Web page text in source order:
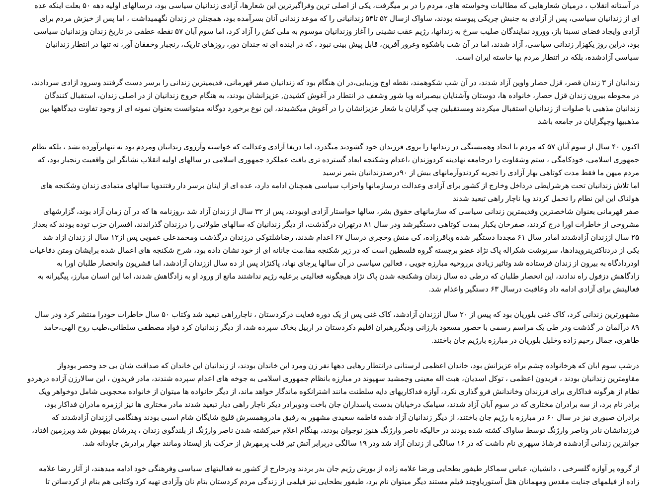
در آستانه انقلاب ، درمیان شعارهایی که مطالبات وخواسته های، مردم را در بر میگرفت، یکی از اصلی ترین وفراگیرترین این شعارها، آزادی زندانیان سیاسی بود، درسالهای اولیه دهه ۵۰ بعلت اینکه عده
ای از زندانیان سیاسی، پس از آزادی به جنبش چریکی پیوسته بودند، ساواک ازسال ۵۲ تا۵۴ زندانیانی را که موعد زندانی آنان بسرآمده بود، همچنلن در زندان نگهمیداشت ، اما پس از خیزش مردم برای
آزادی وایجاد فضای نسبتا باز، وورود نمایندگان صلیب سرخ به زندانها، رژیم عقب نشینی را آغاز وزندانیان موسوم به ملی کش را آزاد کرد، اما سوم آبان ۵۷ نقطه عطفی در تاریخ زندان وزندانیان سیاسی
بود، دراین روز یکهزار زندانی سیاسی، آزاد شدند، اما در آن شب باشکوه وغرور آفرین، قابل پیش بینی نبود ، که در اینده ای نه چندان دور، روزهای تاریک، رنجبار وخفقان آور، نه تنها در انتطار زندانیان
سیاسی آزادشده، بلکه در اتنطار مردم بپا خاسته ایران است.
زندانیان از ۳ زندان قصر، قزل حصار واوین آزاد شدند، در آن شب شکوهمند، نقطه اوج وزیبایی،در ان هنگام بود که زندانیان صفر قهرمانی، قدیمیترین زندانی را برسر دست گرفتند وسرود ازادی سردادند،
در محوطه بیرون زندان قزل حصار، خانواده ها، دوستان وآشنایان بیصبرانه وبا شور وشعف در انتطار در آغوش کشیدن, عزیزانشان بودند، به هنگام خروج زندانیان از در اصلی زندان، استقبال کنندگان
زندانیان مذهبی با صلوات از زندانیان استقبال میکردند ومستقبلین چپ گرایان با شعار عزیزانشان را در آغوش میکشیدند، این نوع برخورد دوگانه میتوانست بعنوان نمونه ای از وجود تفاوت دیدگاهها بین
مذهبیها وچپگرایان در جامعه باشد
اکنون ۴۰ سال از سوم آبان ۵۷ که مردم با اتحاد وهمبستگی در زندانها را بروی فرزندان خود گشودند میگذرد، اما دریغا آزادی وعدالت که خواسته وآرزوی زندانیان ومردم بود نه تنهابرآورده نشد ، بلکه نطام
جمهوری اسلامی، خودکامگی ، ستم وشقاوت را درجامعه نهادینه کردوزندان ،اعدام وشکنجه ابعاد گسترده تری یافت عملکرد جمهوری اسلامی در سالهای اولیه انقلاب نشانگر این واقعیت رنجبار بود، که
مردم میهن ما فقط مدت کوتاهی بهار آزادی را تجربه کردندوآرمانهای بیش از ۹۰درصدزندانیان بثمر نرسید
اما تلاش زندانیان تحت هرشرایطی درداخل وخارج از کشور برای آزادی وعدالت درسازمانها واحزاب سیاسی همچنان ادامه دارد، عده ای از اینان برسر دار رفتندویا سالهای متمادی زندان وشکنجه های
هولناک این این نطام را تحمل کردند ویا ناچار راهی تبعید شدند
صفر قهرمانی بعنوان شاخصترین وقدیمترین زندانی سیاسی که سازمانهای حقوق بشر، سالها خواستار آزادی اوبودند، پس از ۳۲ سال از زندان آزاد شد ،روزنامه ها که در آن زمان آزاد بوند، گزارشهای
مشروحی از خاطرات اورا درج کردند، صفرخان یکبار بمدت کوتاهی دستگیرشد ودر سال ۸۱ درتهران درگذشت، از دیگر زندانیان که سالهای طولانی را درزندان گذراندند، افسران حزب توده بودند که بعداز
۲۵ سال اززندان آزادشدند امادر سال ۶۱ مجددا دستگیر شده وباقرزاده، کی منش وحجری درسال ۶۷ اعدام شدند، رضاشلتوکی درزندان درگذشت ومحمدعلی عمویی پس از۱۲ سال از زندان ازاد شد
یکی از دردناکترینرویدادها، سرنوشت شکراله پاک نژاد عضو برجسته گروه فلسطین است که در زیر شکنجه مقا.مت جانانه ای از خود نشان داده بود، شرح شکنجه های اعمال شده برایشان ومتن دفاعیات
اودردادگاه به بیرون از زندان فرستاده شد وتاثیر زیادی برروحیه مبارزه جویی ، فعالین سیاسی در آن سالها یرجای نهاد، پاکنژاد پس از ده سال اززندان آزادشد، اما قشریون وانحصار طلبان اورا به
زادگاهش دزفول راه ندادند، این انحصار طلبان که درطی ده سال زندان وشکنجه شدن پاک نژاد هیچگونه فعالیتی برعلیه رژیم نداشتند مانع از ورود او به زادگاهش شدند، اما این انسان مبارز، پیگیرانه به
فعالیتش برای آزادی ادامه داد وعاقبت درسال ۶۳ دستگیر واعذام شد.
مشهورترین زندانی کرد، کاک غنی بلوریان بود که پیس از ۲۰ سال اززندان آزادشد، کاک غنی پس از یک دوره فعایت درکردستان ، ناچارراهی تبعید شد وکتاب ۵۰ سال خاطرات خودرا منتشر کرد ودر سال
۸۹ درآلمان در گذشت ودر طی یک مراسم رسمی با حصور مسعود بارزانی ودیگررهبران اقلیم دکردستان در اربیل بخاک سپرده شد، از دیگر زندانیان کرد فواد مصطفی سلطانی،طیب روح الهی،حامد
طاهری، جمال رحیم زاده وخلیل بلوریان در مبارزه بارژیم جان باختند.
درشب سوم ابان که هرخانواده چشم براه عزیزانش بود، خاندان اعظمی لرستانی درانتطار رهایی دهها نفر زن ومرد این خاندان بودند، از زندانیان این خاندان که صداقت شان بی حد وحصر بودواز
مقاومترین زندانیان بودند ، فریدون اعظمی ، توکل اسدیان، هبت اله معینی وجمشید سهپوند در مبارزه بانظام جمهوری اسلامی به جوخه های اعدام سپرده شندند، مادر فریدون ، این سالارزن آزاده درهردو
نظام از هرگونه فداکاری برای فرزندان وخاندانش فرو گذاری نکرد، آوازه فداکاریهای دایه سلطنت مانند اشترانکوه ماندگار خواهد ماند، از دیگر خانواده ها میتوان از خانواده محجوبی شامل دوخواهر ویک
برادر نام برد، از سه برادران مختاری که در سوم آبان آزاد شدند، سیامک درخیابان بدست پاسداران جان باخت ودوبرادر دیکر ناچار راهی دیار تبعید شدند مادر مختاری ها نیز اززمره مادران فداکار بود،
برادران صبوری نیز در سال ۶۰ در مبارزه با رژیم جان باختند، از دیگر زندانیان آزاد شده فاطمه سعیدی مشهور به رفیق مادروهمسرش قلیج شایگان شام اسبی بودند وهنگامی اززندان آزادشدند که
فرزندانشان نادر وناصر وارژنگ توسط ساواک کشته شده بودند در حالیکه ناصر وارژنگ هنوز نوجوان بودند، بهنگام اعلام خبرکشته شدن ناصر وارژنگ از بلندگوی زندان ، پدرشان بیهوش شد وبرزمین افتاد،
جوانترین زندانی آزادشده فرشاذ سپهری نام داشت که در ۱۶ سالگی از زندان آزاد شد ودر ۱۹ سالگی دربرابر آتش تیر قلب پرمهرش از حرکت باز ایستاد ومانند چهار برادرش جاودانه شد.
از گروه پر آوازه گلسرخی ، دانشیان، عباس سماکار طیفور بطحایی ورضا علامه زاده از یورش رژیم جان بدر بردند ودرخارج از کشور به فعالیتهای سیاسی وفرهنگی خود ادامه میدهند، از آثار رضا علامه
زاده از فیلمهای جنایت مقدس ومهمانان هتل آستوریاوچند فیلم مستند دیگر میتوان نام برد، طیفور بطحایی نیز فیلمی از زندگی مردم کردستان بتام نان وآزادی تهیه کرد وکتابی هم بنام از کردساتن تا